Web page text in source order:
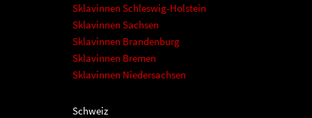
Sklavinnen Schleswig-Holstein
Sklavinnen Sachsen
Sklavinnen Brandenburg
Sklavinnen Bremen
Sklavinnen Niedersachsen
Schweiz